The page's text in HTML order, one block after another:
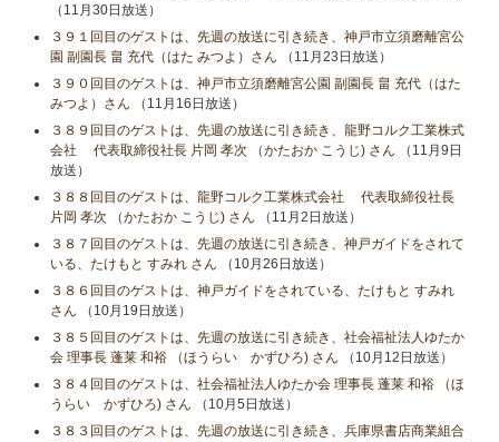
（11月30日放送）
３９１回目のゲストは、先週の放送に引き続き、神戸市立須磨離宮公
園 副園長 畠 充代（はた みつよ）さん （11月23日放送）
３９０回目のゲストは、神戸市立須磨離宮公園 副園長 畠 充代（はた
みつよ）さん （11月16日放送）
３８９回目のゲストは、先週の放送に引き続き、龍野コルク工業株式
会社 代表取締役社長 片岡 孝次 （かたおか こうじ) さん （11月9日
放送）
３８８回目のゲストは、龍野コルク工業株式会社 代表取締役社長
片岡 孝次 （かたおか こうじ) さん （11月2日放送）
３８７回目のゲストは、先週の放送に引き続き、神戸ガイドをされて
いる、たけもと すみれ さん （10月26日放送）
３８６回目のゲストは、神戸ガイドをされている、たけもと すみれ
さん （10月19日放送）
３８５回目のゲストは、先週の放送に引き続き、社会福祉法人ゆたか
会 理事長 蓬莱 和裕 （ほうらい かずひろ) さん （10月12日放送）
３８４回目のゲストは、社会福祉法人ゆたか会 理事長 蓬莱 和裕 （ほ
うらい かずひろ) さん （10月5日放送）
３８３回目のゲストは、先週の放送に引き続き、兵庫県書店商業組合